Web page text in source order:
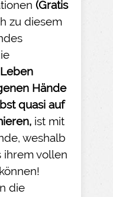
(Gratis
zu diesem
Hände
quasi auf
ist mit
weshalb
ihrem vollen
die